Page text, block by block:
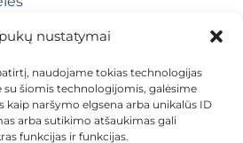
nustatymai
naudojame tokias technologijas
su šiomis technologijomis, galėsime
naršymo elgsena arba unikalūs ID
arba sutikimo atšaukimas gali
funkcijas ir funkcijas.